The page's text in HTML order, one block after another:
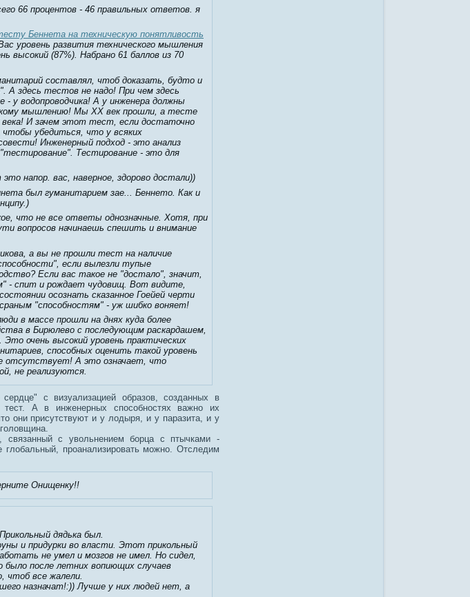
66 процентов - 46 правильных ответов. я
Беннета на техническую понятливость
уровень развития технического мышления
высокий (87%). Набрано 61 баллов из 70
составлял, чтоб доказать, будто и
А здесь тестов не надо! При чем здесь
- у водопроводчика! А у инженера должны
мышлению! Мы ХХ век прошли, а тесте
века! И зачем этот тест, если достаточно
убедиться, что у всяких
Инженерный подход - это анализ
Тестирование - это для
напор. вас, наверное, здорово достали))
был гуманитарием зае... Беннето. Как и
что не все ответы однозначные. Хотя, при
вопросов начинаешь спешить и внимание
а вы не прошли тест на наличие
если вылезли тупые
Если вас такое не "достало", значит,
- спит и рождает чудовищ. Вот видите,
осознать сказанное Гоейей черти
"способностям" - уж шибко воняет!
в массе прошли на днях куда более
в Бирюлево с последующим раскардашем,
очень высокий уровень практических
способных оценить такой уровень
отсутствует! А это означает, что
не реализуются.
с визуализацией образов, созданных в
А в инженерных способностях важно их
они присутствуют и у лодыря, и у паразита, и у
связанный с увольнением борца с птычками -
проанализировать можно. Отследим
Онищенку!!
дядька был.
и придурки во власти. Этот прикольный
не умел и мозгов не имел. Но сидел,
было после летних вопиющих случаев
чтоб все жалели.
назначат!:)) Лучше у них людей нет, а